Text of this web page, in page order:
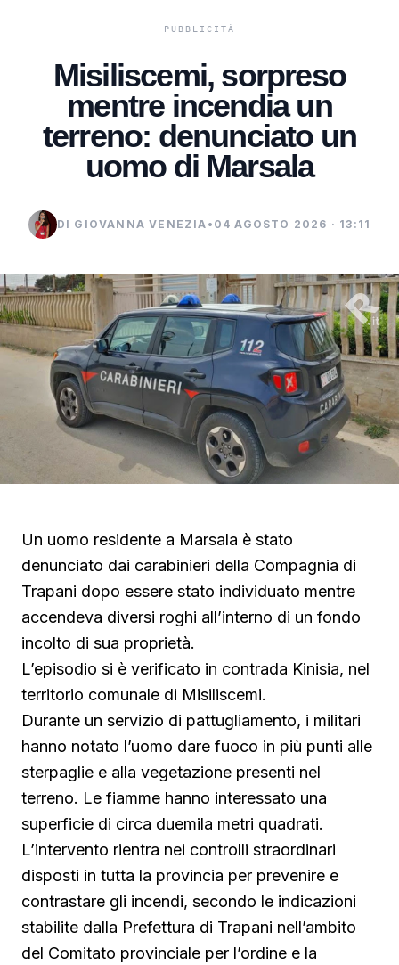
Misiliscemi, sorpreso
mentre incendia un
terreno: denunciato un
uomo di Marsala
DI GIOVANNA VENEZIA • 04 AGOSTO 2026 · 13:11
Un uomo residente a Marsala è stato
denunciato dai carabinieri della Compagnia di
Trapani dopo essere stato individuato mentre
accendeva diversi roghi all’interno di un fondo
incolto di sua proprietà.
L’episodio si è verificato in contrada Kinisia, nel
territorio comunale di Misiliscemi.
Durante un servizio di pattugliamento, i militari
hanno notato l’uomo dare fuoco in più punti alle
sterpaglie e alla vegetazione presenti nel
terreno. Le fiamme hanno interessato una
superficie di circa duemila metri quadrati.
L’intervento rientra nei controlli straordinari
disposti in tutta la provincia per prevenire e
contrastare gli incendi, secondo le indicazioni
stabilite dalla Prefettura di Trapani nell’ambito
del Comitato provinciale per l’ordine e la